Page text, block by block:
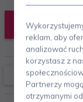
reklam, aby
analizować
korzystasz z
Partnerzy
otrzymanymi